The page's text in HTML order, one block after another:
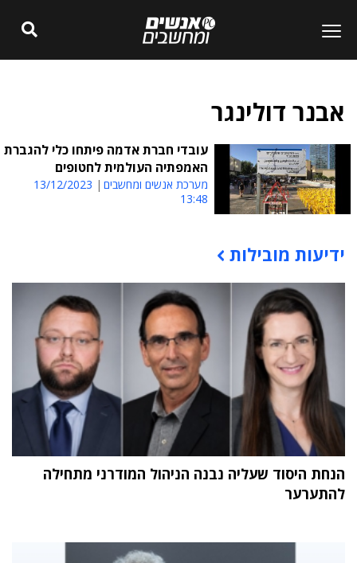
אבנר דולינגר
עובדי חברת אדמה פיתחו כלי להגברת
האמפתיה העולמית לחטופים
מערכת אנשים ומחשבים
13/12/2023
13:48
תוכן פרסומי
ידיעות מובילות
הנחת היסוד שעליה נבנה הניהול המודרני מתחילה
להתערער